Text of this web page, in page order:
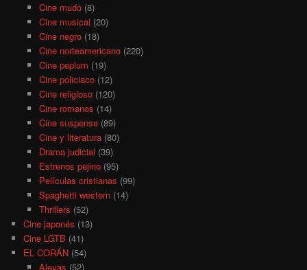
Cine mudo(8)
Cine musical (20)
Cine negro(18)
Cine norteamericano(220)
Cine peplum (19)
Cine policiaco(12)
Cine religioso(120)
Cine romanos (14)
Cine suspense(89)
Cine y literatura(80)
Drama judicial (39)
Estrenos pejino(95)
Películas cristianas (99)
Spaghetti western(14)
Thrillers (52)
Cine japonés (13)
Cine LGTB (41)
EL CORÁN (54)
Aleyas (52)